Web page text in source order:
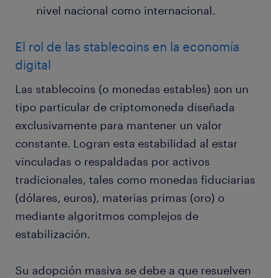
nivel nacional como internacional.
El rol de las stablecoins en la economía
digital
Las stablecoins (o monedas estables) son un
tipo particular de criptomoneda diseñada
exclusivamente para mantener un valor
constante. Logran esta estabilidad al estar
vinculadas o respaldadas por activos
tradicionales, tales como monedas fiduciarias
(dólares, euros), materias primas (oro) o
mediante algoritmos complejos de
estabilización.
Su adopción masiva se debe a que resuelven